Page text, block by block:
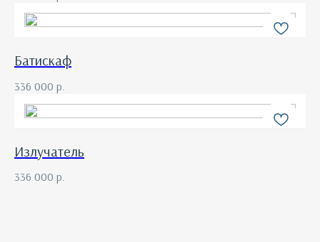
Батискаф
336 000 р.
Излучатель
336 000 р.